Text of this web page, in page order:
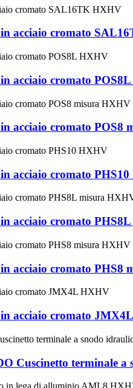
in acciaio cromato
acciaio cromato
acciaio cromato POS8
acciaio cromato
acciaio cromato
acciaio cromato PHS8
in acciaio cromato
Cuscinetto terminale